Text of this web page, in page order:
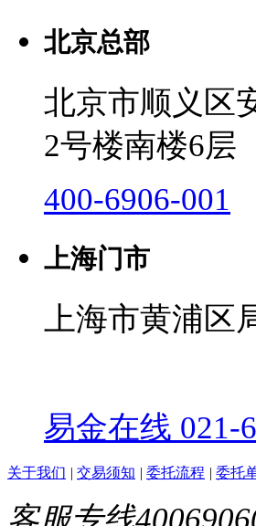
北京总部
北京市顺义区
2号楼南楼6层
400-6906-001
上海门市
上海市黄浦区
易金在线 021-
关于我们 | 交易须知 | 委托流程 | 委托